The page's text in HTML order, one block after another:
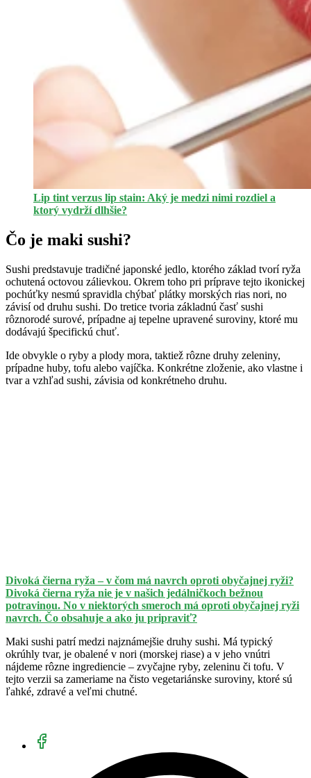
Lip tint verzus lip stain: Aký je medzi nimi rozdiel a
ktorý vydrží dlhšie?
Čo je maki sushi?
Sushi predstavuje tradičné japonské jedlo, ktorého základ tvorí ryža
ochutená octovou zálievkou. Okrem toho pri príprave tejto ikonickej
pochúťky nesmú spravidla chýbať plátky morských rias nori, no
závisí od druhu sushi. Do tretice tvoria základnú časť sushi
rôznorodé surové, prípadne aj tepelne upravené suroviny, ktoré mu
dodávajú špecifickú chuť.
Ide obvykle o ryby a plody mora, taktiež rôzne druhy zeleniny,
prípadne huby, tofu alebo vajíčka. Konkrétne zloženie, ako vlastne i
tvar a vzhľad sushi, závisia od konkrétneho druhu.
Divoká čierna ryža – v čom má navrch oproti obyčajnej ryži?
Divoká čierna ryža nie je v našich jedálničkoch bežnou
potravinou. No v niektorých smeroch má oproti obyčajnej ryži
navrch. Čo obsahuje a ako ju pripraviť?
Maki sushi patrí medzi najznámejšie druhy sushi. Má typický
okrúhly tvar, je obalené v nori (morskej riase) a v jeho vnútri
nájdeme rôzne ingrediencie – zvyčajne ryby, zeleninu či tofu. V
tejto verzii sa zameriame na čisto vegetariánske suroviny, ktoré sú
ľahké, zdravé a veľmi chutné.